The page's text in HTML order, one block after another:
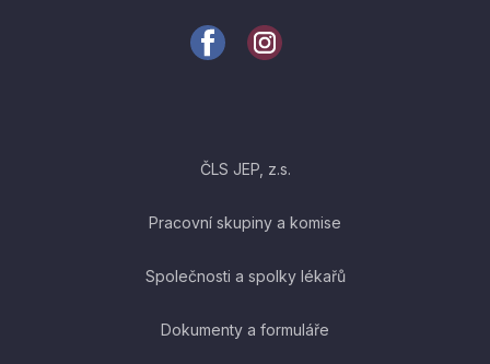
ČLS JEP, z.s.
Pracovní skupiny a komise
Společnosti a spolky lékařů
Dokumenty a formuláře